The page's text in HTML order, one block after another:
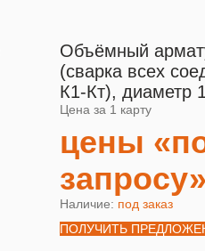
Объёмный
(сварка всех
К1-Кт), диаметр
Цена за 1 карту
цены
запросу»
Наличие: под заказ
ПОЛУЧИТЬ